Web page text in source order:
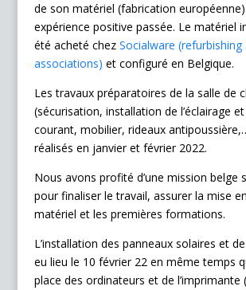
de son matériel (fabrication européenne)
expérience positive passée. Le matériel
été acheté chez Socialware (refurbishing
associations) et configuré en Belgique.
Les travaux préparatoires de la salle de
(sécurisation, installation de l’éclairage
courant, mobilier, rideaux
réalisés en janvier et février 2022.
Nous avons profité d’une mission belge
pour finaliser le travail, assurer la mise
matériel et les premières formations.
L’installation des panneaux solaires et
eu lieu le 10 février 22 en même temps
place des ordinateurs et de l’imprimante